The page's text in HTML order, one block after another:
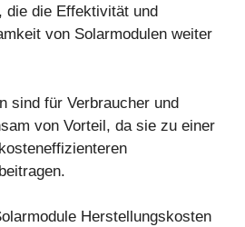
die die Effektivität und
von Solarmodulen weiter
sind für Verbraucher und
von Vorteil, da sie zu einer
Herstellungskosten